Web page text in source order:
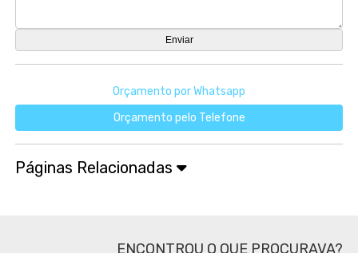
Orçamento por Whatsapp
Orçamento pelo Telefone
Páginas Relacionadas
ENCONTROU O QUE PROCURAVA?